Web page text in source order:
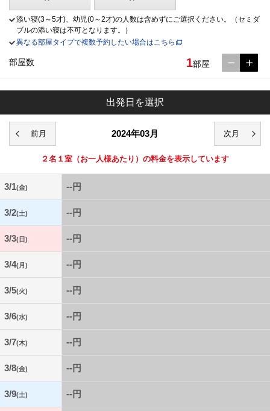
添い寝(3～5才)、幼児(0～2才)の人数は含めずにご選択ください。（セミダ
ブルの添い寝は不可となります。）
異なる部屋タイプで複数予約したい場合はこちら
部屋数 1部屋
出発日を選択
2024年03月
２名１室 （お一人様あたり）の料金を表示しています
3/1(金) --円
3/2(土) --円
3/3(日) --円
3/4(月) --円
3/5(火) --円
3/6(水) --円
3/7(木) --円
3/8(金) --円
3/9(土) --円